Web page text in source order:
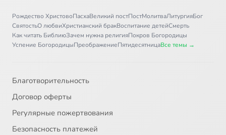
Рождество ХристовоПасхаВеликий постПостМолитваЛитургияБог
СвятостьО любвиХристианский бракВоспитание детейСмерть
Как читать БиблиюЗачем нужна религияПокров Богородицы
Успение БогородицыПреображениеПятидесятницаВсе темы →
Благотворительность
Договор оферты
Регулярные пожертвования
Безопасность платежей